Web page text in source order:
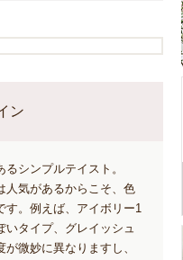
ン
シンプルテイスト。
人気があるからこそ、色
す。例えば、アイボリー1
いタイプ、グレイッシュ
微妙に異なりますし、